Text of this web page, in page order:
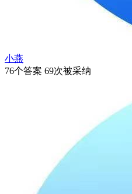
小燕
76个答案 69次被采纳